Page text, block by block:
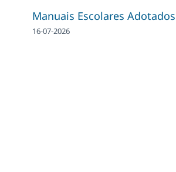
Manuais Escolares Adotados
16-07-2026